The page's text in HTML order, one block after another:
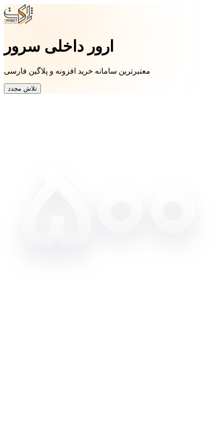
ارور داخلی سرور
معتبرترین سامانه خرید افزونه و پلاگین فارسی
تلاش مجدد